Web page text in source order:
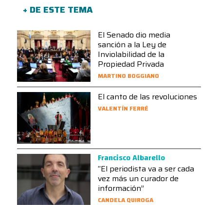
+ DE ESTE TEMA
El Senado dio media
sanción a la Ley de
Inviolabilidad de la
Propiedad Privada
MARTINO BOGGIANO
El canto de las revoluciones
VALENTÍN FERRÉ
Francisco Albarello
“El periodista va a ser cada
vez más un curador de
información”
CANDELA QUIROGA